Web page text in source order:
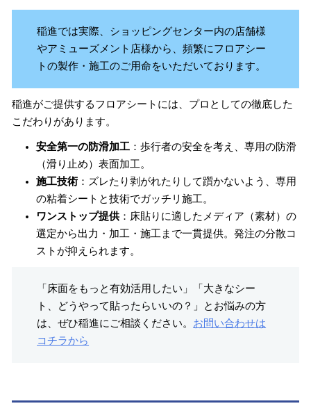
稲進では実際、ショッピングセンター内の店舗様
やアミューズメント店様から、頻繁にフロアシー
トの製作・施工のご用命をいただいております。
稲進がご提供するフロアシートには、プロとしての徹底した
こだわりがあります。
安全第一の防滑加工 ：歩行者の安全を考え、専用の防滑
（滑り止め）表面加工。
施工技術：ズレたり剥がれたりして躓かないよう、専用
の粘着シートと技術でガッチリ施工。
ワンストップ提供：床貼りに適したメディア（素材）の
選定から出力・加工・施工まで一貫提供。発注の分散コ
ストが抑えられます。
「床面をもっと有効活用したい」「大きなシー
ト、どうやって貼ったらいいの？」とお悩みの方
は、ぜひ稲進にご相談ください。 お問い合わせは
コチラから